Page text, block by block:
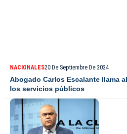
NACIONALES20 De Septiembre De 2024
Abogado Carlos Escalante llama
los servicios públicos